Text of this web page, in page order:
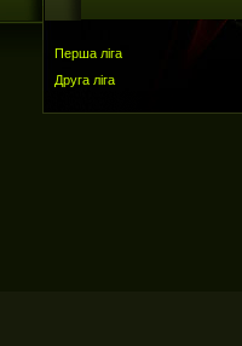
Перша ліга
Друга ліга